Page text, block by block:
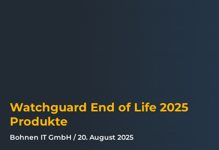
Watchguard End of Life 2025
Produkte
Bohnen IT GmbH 20. August 2025